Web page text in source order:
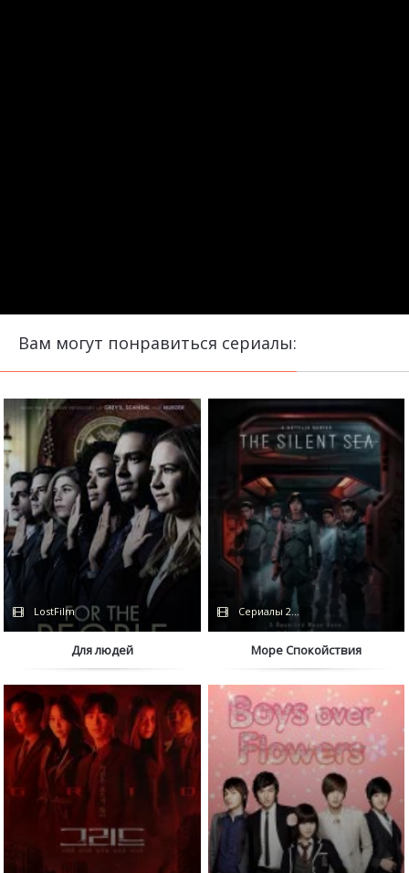
Вам могут понравиться сериалы:
LostFilm
Для людей
Сериалы 2021 / Netflix
Море Спокойствия